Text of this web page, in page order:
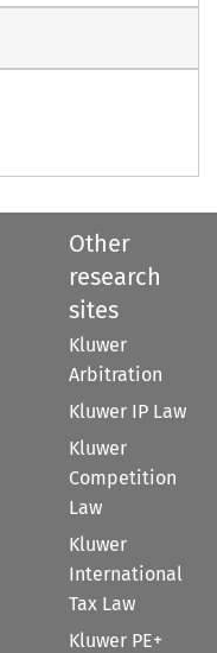
Other
research
sites
Kluwer
Arbitration
Kluwer IP Law
Kluwer
Competition
Law
Kluwer
International
Tax Law
Kluwer PE+